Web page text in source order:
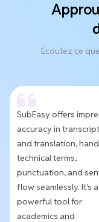
Écoutez ce
SubEasy offers
accuracy in
and translation,
technical terms,
punctuation, and
flow seamlessly. It's a
powerful tool for
academics and